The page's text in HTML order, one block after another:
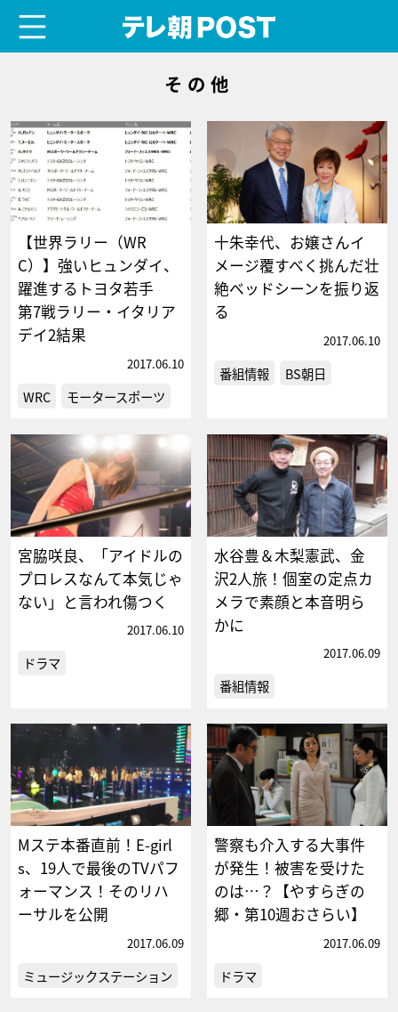
その他
【世界ラリー（WR
C）】強いヒュンダイ、
躍進するトヨタ若手
第7戦ラリー・イタリア
デイ2結果
2017.06.10
WRC モータースポーツ
十朱幸代、お嬢さんイ
メージ覆すべく挑んだ壮
絶ベッドシーンを振り返
る
2017.06.10
番組情報 BS朝日
宮脇咲良、「アイドルの
プロレスなんて本気じゃ
ない」と言われ傷つく
2017.06.10
ドラマ
水谷豊＆木梨憲武、金
沢2人旅！個室の定点カ
メラで素顔と本音明ら
かに
2017.06.09
番組情報
Mステ本番直前！E-girl
s、19人で最後のTVパフ
ォーマンス！そのリハ
ーサルを公開
2017.06.09
ミュージックステーション
警察も介入する大事件
が発生！被害を受けた
のは…？【やすらぎの
郷・第10週おさらい】
2017.06.09
ドラマ